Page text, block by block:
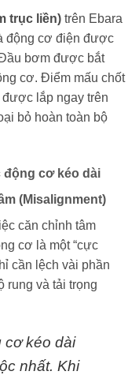
trục liền) trên Ebara
động cơ điện được
bơm được bắt
cơ. Điểm mấu chốt
được lắp ngay trên
bỏ hoàn toàn bộ
cơ kéo dài
(Misalignment)
căn chỉnh tâm
cơ là một “cực
cần lệch vài phần
rung và tải trọng
cơ kéo dài
nhất. Khi